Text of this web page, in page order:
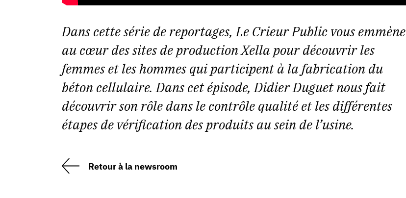
Dans cette série de reportages, Le Crieur Public vous emmène
au cœur des sites de production Xella pour découvrir les
femmes et les hommes qui participent à la fabrication du
béton cellulaire. Dans cet épisode, Didier Duguet nous fait
découvrir son rôle dans le contrôle qualité et les différentes
étapes de vérification des produits au sein de l’usine.
Retour à la newsroom